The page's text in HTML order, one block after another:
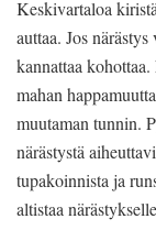
Keskivartaloa
auttaa. Jos
kannattaa
mahan
muutaman tunnin.
närästystä
tupakoinnista ja
altistaa